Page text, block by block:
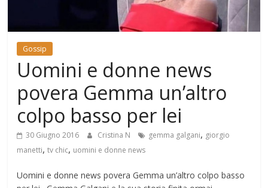
Gossip
Uomini e donne news
povera Gemma un’altro
colpo basso per lei
30 Giugno 2016 Cristina N gemma galgani, giorgio
manetti,tv chic, uomini e donne news
Uomini e donne news povera Gemma un’altro colpo basso